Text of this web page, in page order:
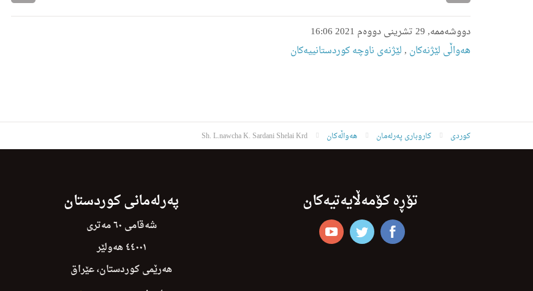
دووشەممە, 29 تشرینی دووەم 2021 16:06
هه‌واڵى لێژنه‌كان ,لێژنه‌ى ناوچه‌ كوردستانییه‌كان
کوردی کاروباری پەرلەمان هەواڵەکان Sh. L.nawcha K. Sardani Shelai Krd
پەرلەمانی کوردستان
شەقامی ٦٠ مەتری
٤٤٠٠١ هەولێر
هەرێمی کوردستان، عێراق
تۆڕە کۆمەڵایەتیەکان